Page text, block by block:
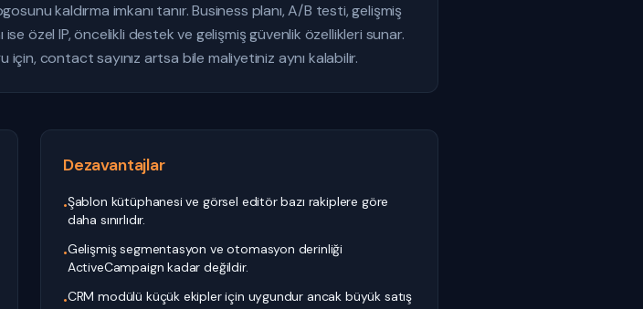
kaldırma imkanı tanır. Business planı, A/B testi, gelişmiş
özel IP, öncelikli destek ve gelişmiş güvenlik özellikleri sunar.
contact sayınız artsa bile maliyetiniz aynı kalabilir.
Dezavantajlar
•Şablon kütüphanesi ve görsel editör bazı rakiplere göre
daha sınırlıdır.
•Gelişmiş segmentasyon ve otomasyon derinliği
ActiveCampaign kadar değildir.
•CRM modülü küçük ekipler için uygundur ancak büyük satış